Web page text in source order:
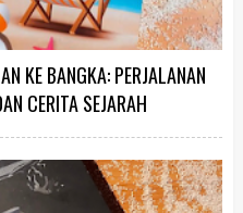
KE BANGKA: PERJALANAN
CERITA SEJARAH